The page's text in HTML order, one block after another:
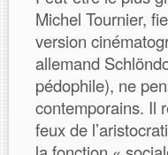
Michel Tournier,
version
allemand
pédophile), ne
contemporains. Il
feux de